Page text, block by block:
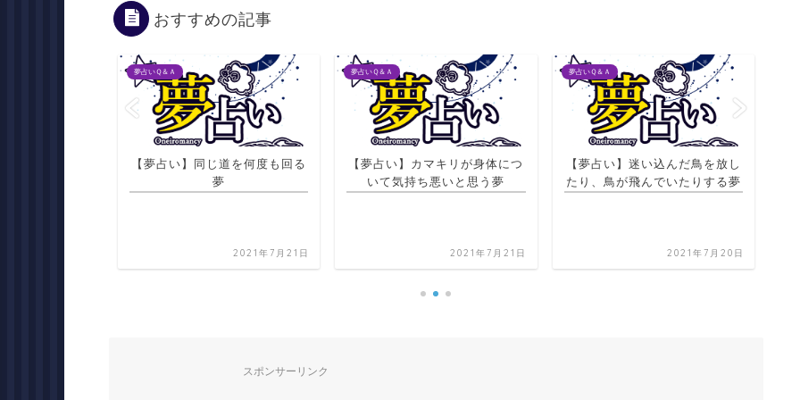
おすすめの記事
夢占いＱ＆Ａ
【夢占い】カマキリが身体につ
いて気持ち悪いと思う夢
2021年7月21日
夢占いＱ＆Ａ
【夢占い】迷い込んだ鳥を放し
たり、鳥が飛んでいたりする夢
2021年7月20日
夢占いＱ＆Ａ
【夢占い】同じ道を何度も回る
2021年7月21日
スポンサーリンク